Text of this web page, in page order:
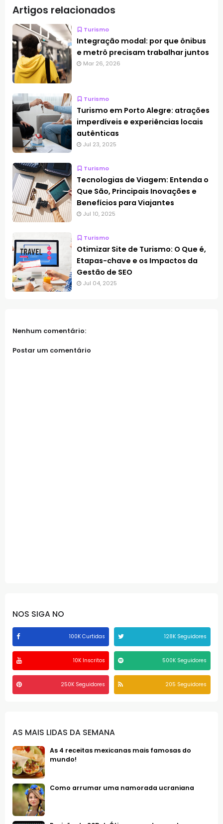
Artigos relacionados
Turismo
Integração modal: por que ônibus
e metrô precisam trabalhar juntos
Mar 26, 2026
Turismo
Turismo em Porto Alegre: atrações
imperdíveis e experiências locais
autênticas
Jul 23, 2025
Turismo
Tecnologias de Viagem: Entenda o
Que São, Principais Inovações e
Benefícios para Viajantes
Jul 10, 2025
Turismo
Otimizar Site de Turismo: O Que é,
Etapas-chave e os Impactos da
Gestão de SEO
Jul 04, 2025
Nenhum comentário:
Postar um comentário
NOS SIGA NO
100K Curtidas 128K Seguidores
10K Inscritos 500K Seguidores
250K Seguidores 205 Seguidores
AS MAIS LIDAS DA SEMANA
As 4 receitas mexicanas mais famosas do
mundo!
Como arrumar uma namorada ucraniana